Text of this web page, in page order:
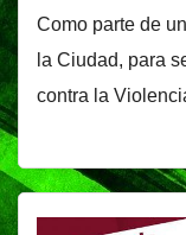
Como parte de
la Ciudad, para
contra la